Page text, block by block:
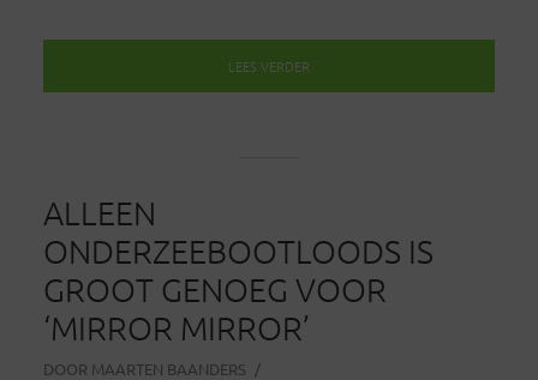
LEES VERDER
ALLEEN
ONDERZEEBOOTLOODS IS
GROOT GENOEG VOOR
‘MIRROR MIRROR’
DOOR MAARTEN BAANDERS